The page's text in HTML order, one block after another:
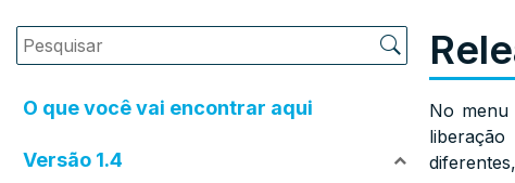
O que você vai encontrar aqui
Versão 1.4
No menu
liberação